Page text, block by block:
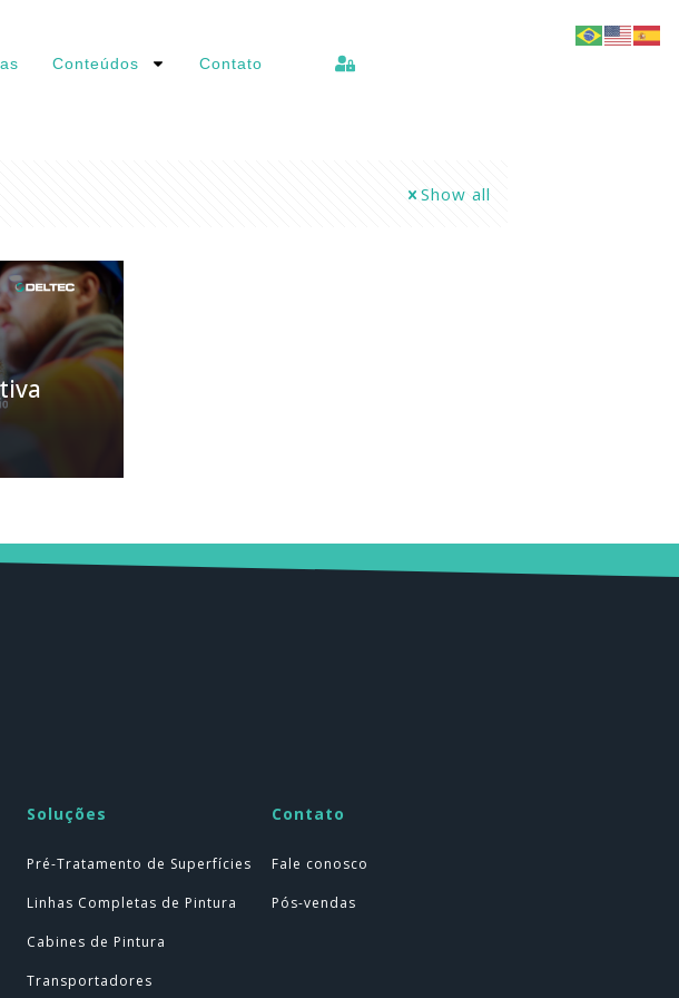
Conteúdos Contato
Show all
Soluções Contato
Pré-Tratamento de Superfícies
Linhas Completas de Pintura
Cabines de Pintura
Transportadores
Fale conosco
Pós-vendas